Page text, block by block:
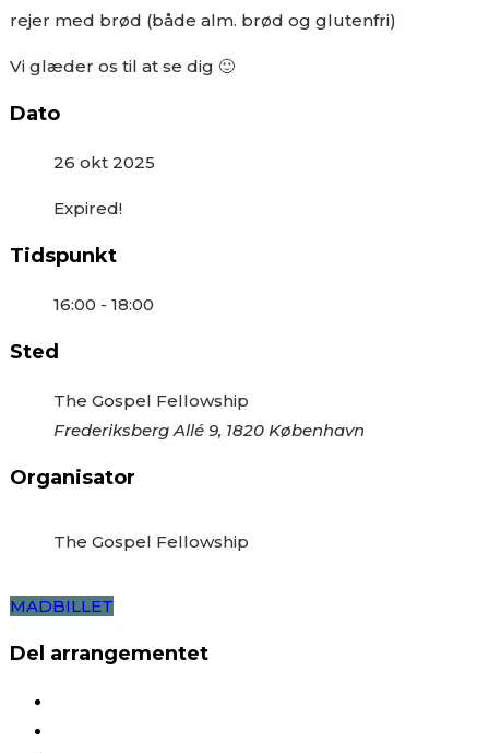
rejer med brød (både alm. brød og glutenfri)
Vi glæder os til at se dig 🙂
Dato
26 okt 2025
Expired!
Tidspunkt
16:00 - 18:00
Sted
The Gospel Fellowship
Frederiksberg Allé 9, 1820 København
Organisator
The Gospel Fellowship
MADBILLET
Del arrangementet